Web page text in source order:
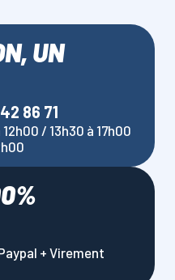
UN
86 71
/ 13h30 à 17h00
+ Virement